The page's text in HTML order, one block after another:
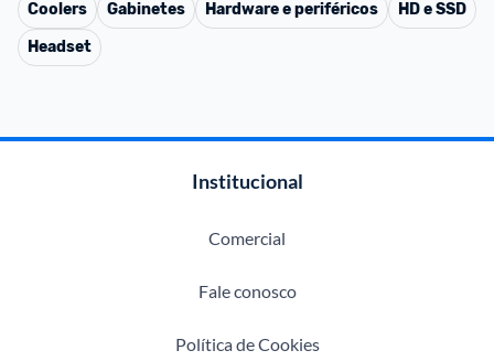
Coolers
Gabinetes Hardware e periféricos
HD e SSD
Headset
Institucional
Comercial
Fale conosco
Política de Cookies